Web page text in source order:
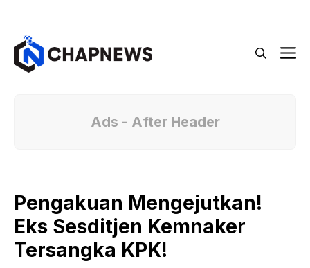
Ads - After Header
Pengakuan Mengejutkan!
Eks Sesditjen Kemnaker
Tersangka KPK!